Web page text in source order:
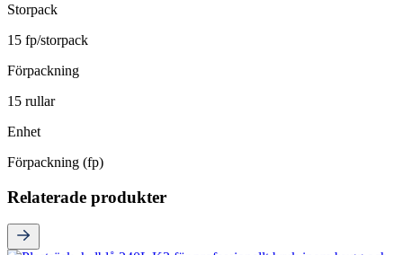
Storpack
15 fp/storpack
Förpackning
15 rullar
Enhet
Förpackning (fp)
Relaterade produkter